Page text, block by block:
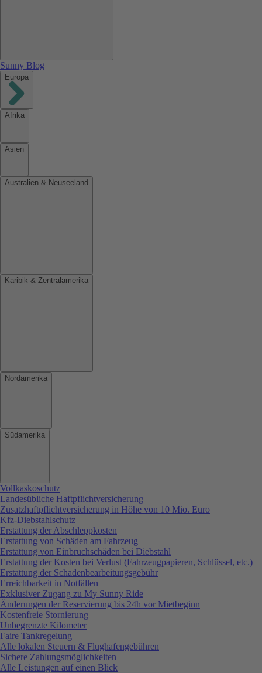
Sunny Blog
Europa
Afrika
Asien
Australien & Neuseeland
Karibik & Zentralamerika
Nordamerika
Südamerika
Vollkaskoschutz
Landesübliche Haftpflichtversicherung
Zusatzhaftpflichtversicherung in Höhe von 10 Mio. Euro
Kfz-Diebstahlschutz
Erstattung der Abschleppkosten
Erstattung von Schäden am Fahrzeug
Erstattung von Einbruchschäden bei Diebstahl
Erstattung der Kosten bei Verlust (Fahrzeugpapieren, Schlüssel, etc.)
Erstattung der Schadenbearbeitungsgebühr
Erreichbarkeit in Notfällen
Exklusiver Zugang zu My Sunny Ride
Änderungen der Reservierung bis 24h vor Mietbeginn
Kostenfreie Stornierung
Unbegrenzte Kilometer
Faire Tankregelung
Alle lokalen Steuern & Flughafengebühren
Sichere Zahlungsmöglichkeiten
Alle Leistungen auf einen Blick